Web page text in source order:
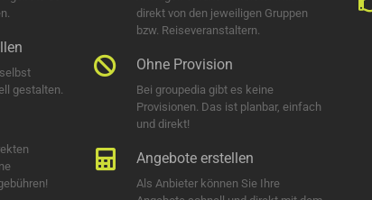
gestalten.
direkt von den jeweiligen Gruppen
bzw. Reiseveranstaltern.
Ohne Provision
Bei groupedia gibt es keine
Provisionen. Das ist planbar, einfach
und direkt!
Angebote erstellen
Als Anbieter können Sie Ihre